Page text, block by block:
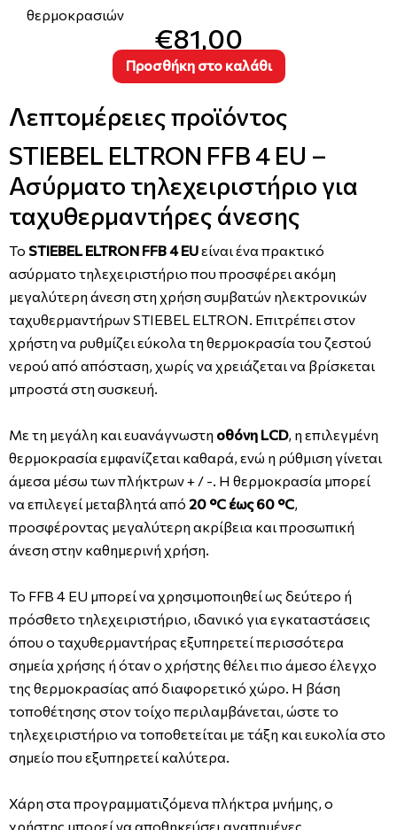
θερμοκρασιών
€81,00
Προσθήκη στο καλάθι
Λεπτομέρειες προϊόντος
STIEBEL ELTRON FFB 4 EU –
Ασύρματο τηλεχειριστήριο για
ταχυθερμαντήρες άνεσης
Το STIEBEL ELTRON FFB 4 EUείναι ένα πρακτικό
ασύρματο τηλεχειριστήριο που προσφέρει ακόμη
μεγαλύτερη άνεση στη χρήση συμβατών ηλεκτρονικών
ταχυθερμαντήρων STIEBEL ELTRON. Επιτρέπει στον
χρήστη να ρυθμίζει εύκολα τη θερμοκρασία του ζεστού
νερού από απόσταση, χωρίς να χρειάζεται να βρίσκεται
μπροστά στη συσκευή.
Με τη μεγάλη και ευανάγνωστη οθόνη LCD, η επιλεγμένη
θερμοκρασία εμφανίζεται καθαρά, ενώ η ρύθμιση γίνεται
άμεσα μέσω των πλήκτρων + / -. Η θερμοκρασία μπορεί
να επιλεγεί μεταβλητά από 20 °C έως 60 °C,
προσφέροντας μεγαλύτερη ακρίβεια και προσωπική
άνεση στην καθημερινή χρήση.
Το FFB 4 EU μπορεί να χρησιμοποιηθεί ως δεύτερο ή
πρόσθετο τηλεχειριστήριο, ιδανικό για εγκαταστάσεις
όπου ο ταχυθερμαντήρας εξυπηρετεί περισσότερα
σημεία χρήσης ή όταν ο χρήστης θέλει πιο άμεσο έλεγχο
της θερμοκρασίας από διαφορετικό χώρο. Η βάση
τοποθέτησης στον τοίχο περιλαμβάνεται, ώστε το
τηλεχειριστήριο να τοποθετείται με τάξη και ευκολία στο
σημείο που εξυπηρετεί καλύτερα.
Χάρη στα προγραμματιζόμενα πλήκτρα μνήμης, ο
χρήστης μπορεί να αποθηκεύσει αγαπημένες